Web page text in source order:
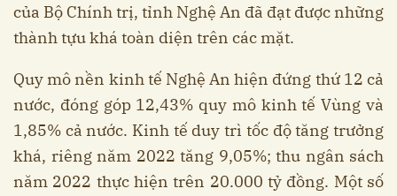
của Bộ Chính trị, tỉnh Nghệ An đã đạt được những
thành tựu khá toàn diện trên các mặt.
Quy mô nền kinh tế Nghệ An hiện đứng thứ 12 cả
nước, đóng góp 12,43% quy mô kinh tế Vùng và
1,85% cả nước. Kinh tế duy trì tốc độ tăng trưởng
khá, riêng năm 2022 tăng 9,05%; thu ngân sách
năm 2022 thực hiện trên 20.000 tỷ đồng. Một số